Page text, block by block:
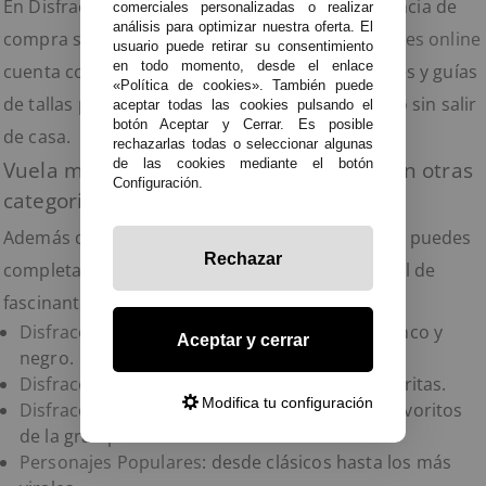
En Disfraces TuyYo apostamos por una experiencia de
compra sencilla y segura. Nuestratienda disfraces online
cuenta con descripciones detalladas, fotos reales y guías
de tallas para que encuentres el disfraz perfecto sin salir
de casa.
Vuela más allá de la galaxia: inspírate con otras
categorías
Además de los
, puedes
completar tu colección con otras temáticas igual de
fascinantes:
Disfraces de Dálmatas: ternura y estilo en blanco y
negro.
Disfraces de Cuentos
: revive tus historias favoritas.
Disfraces de Cine
: encarna a tus personajes favoritos
de la gran pantalla.
Personajes Populares: desde clásicos hasta los más
comerciales personalizadas o realizar
análisis para optimizar nuestra oferta. El
usuario puede retirar su consentimiento
en todo momento, desde el enlace
«Política de cookies». También puede
aceptar todas las cookies pulsando el
botón Aceptar y Cerrar. Es posible
rechazarlas todas o seleccionar algunas
de las cookies mediante el botón
Configuración.
Rechazar
Aceptar y cerrar
Modifica tu configuración